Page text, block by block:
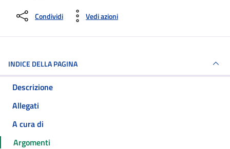
Condividi Vedi azioni
INDICE DELLA PAGINA
Descrizione
Allegati
A cura di
Argomenti